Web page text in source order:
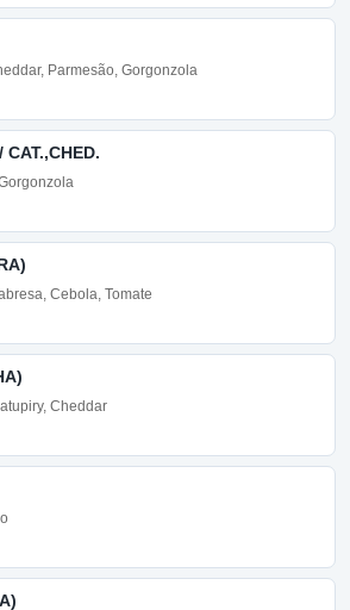
Parmesão, Gorgonzola
CAT.,CHED.
Cebola, Tomate
Cheddar